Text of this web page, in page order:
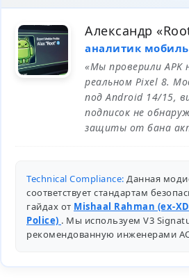
Александр
аналитик
«Мы проверили APK
реальном Pixel 8.
под Android 14/15,
подписок не
защиты от бана
Technical Compliance: Данная
соответствует стандартам
гайдах от Mishaal Rahman (ex-
Police) . Мы используем V3
рекомендованную инженерами